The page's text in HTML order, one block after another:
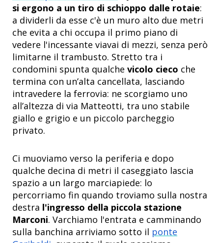
si ergono a un tiro di schioppo dalle rotaie:
a dividerli da esse c'è un muro alto due metri
che evita a chi occupa il primo piano di
vedere l'incessante viavai di mezzi, senza però
limitarne il trambusto. Stretto tra i
condomini spunta qualche vicolo cieco che
termina con un’alta cancellata, lasciando
intravedere la ferrovia: ne scorgiamo uno
all’altezza di via Matteotti, tra uno stabile
giallo e grigio e un piccolo parcheggio
privato.
Ci muoviamo verso la periferia e dopo
qualche decina di metri il caseggiato lascia
spazio a un largo marciapiede: lo
percorriamo fin quando troviamo sulla nostra
destra l'ingresso della piccola stazione
Marconi. Varchiamo l'entrata e camminando
sulla banchina arriviamo sotto il ponte